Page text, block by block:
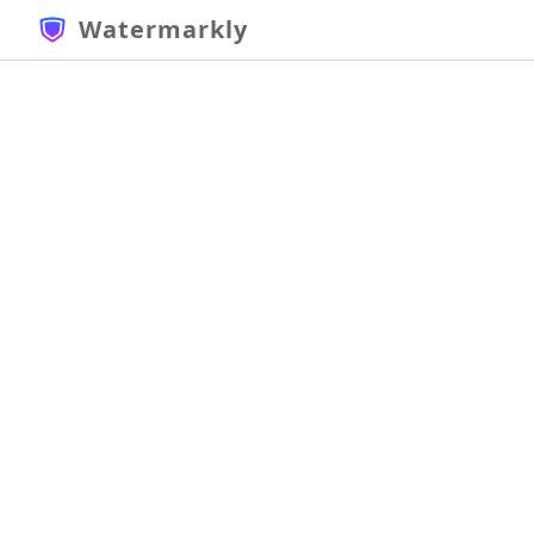
Watermarkly